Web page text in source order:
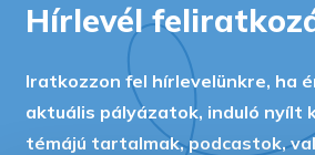
Hírlevél
Iratkozzon fel hírlevelünkre, ha
aktuális pályázatok, induló nyílt
témájú tartalmak, podcastok,